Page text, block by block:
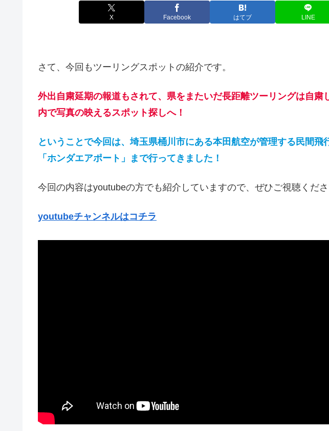
X Facebook はてブ LINE
さて、今回もツーリングスポットの紹介です。
外出自粛延期の報道もされて、県をまたいだ長距離ツーリングは自粛
内で写真の映えるスポット探しへ！
ということで今回は、埼玉県桶川市にある本田航空が管理する民間飛
「ホンダエアポート」まで行ってきました！
今回の内容はyoutubeの方でも紹介していますので、ぜひご視聴くださ
youtubeチャンネルはコチラ